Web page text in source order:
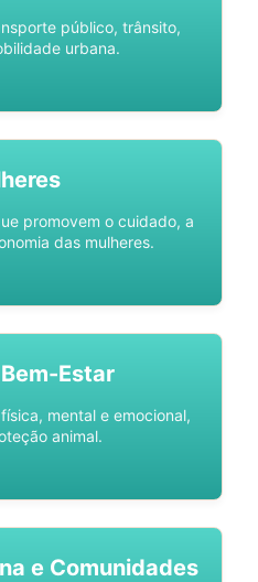
público, trânsito,
urbana.
promovem o cuidado, a
das mulheres.
Estar
mental e emocional,
animal.
e Comunidades